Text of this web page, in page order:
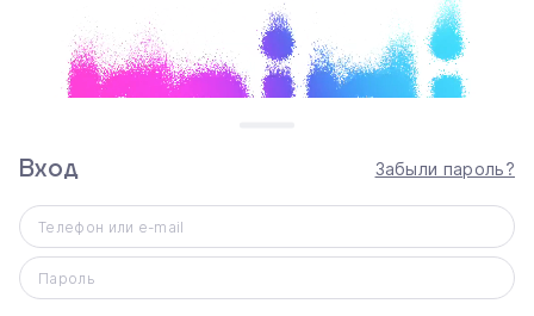
Вход Забыли пароль?
Телефон или e-mail
Пароль